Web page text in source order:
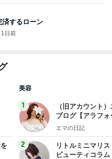
済するローン
1日前
美容
1
（旧アカウント
ブログ【アラフォ
社売却セカンドラ
エマの日記
2
リトルミニマリス
ビューティコラ